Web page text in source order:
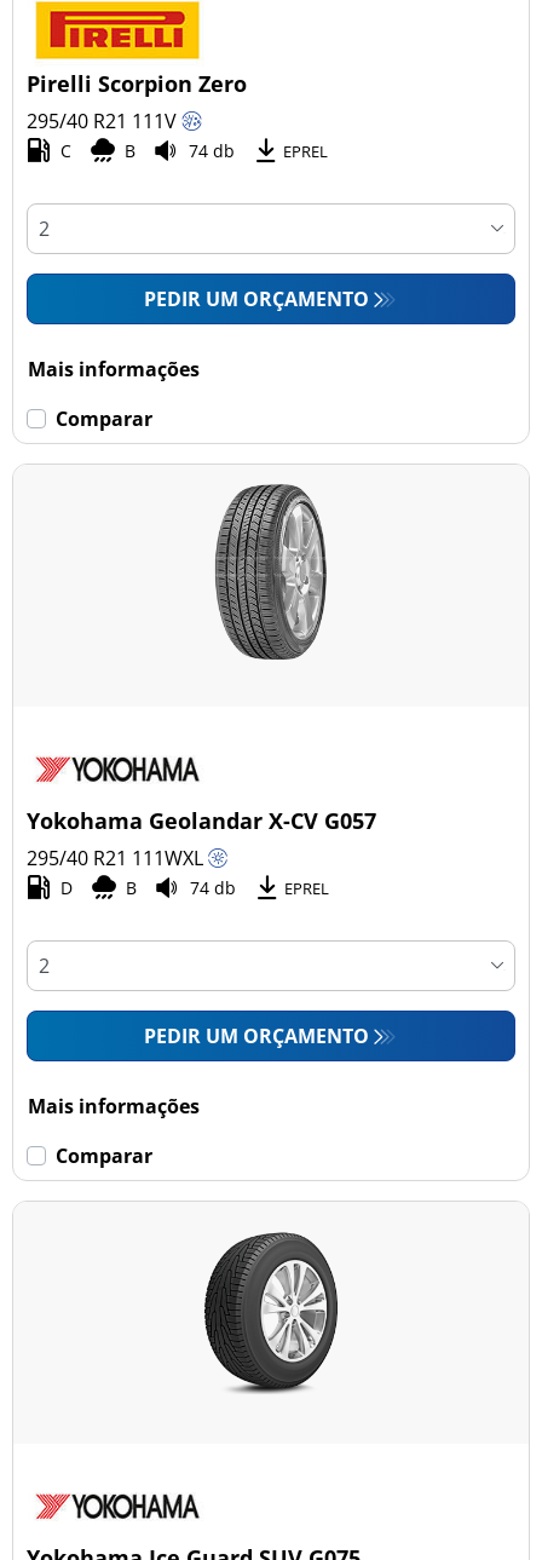
Pirelli Scorpion Zero
295/40 R21 111V
C B 74 db EPREL
PEDIR UM ORÇAMENTO
Mais informações
Comparar
Yokohama Geolandar X-CV G057
295/40 R21 111WXL
D B 74 db EPREL
PEDIR UM ORÇAMENTO
Mais informações
Comparar